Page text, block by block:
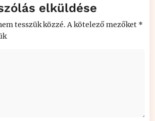
elküldése
tesszük közzé. A kötelező mezőket *